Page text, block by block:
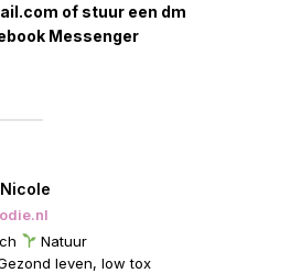
of stuur een dm
Messenger
Natuur
leven, low tox